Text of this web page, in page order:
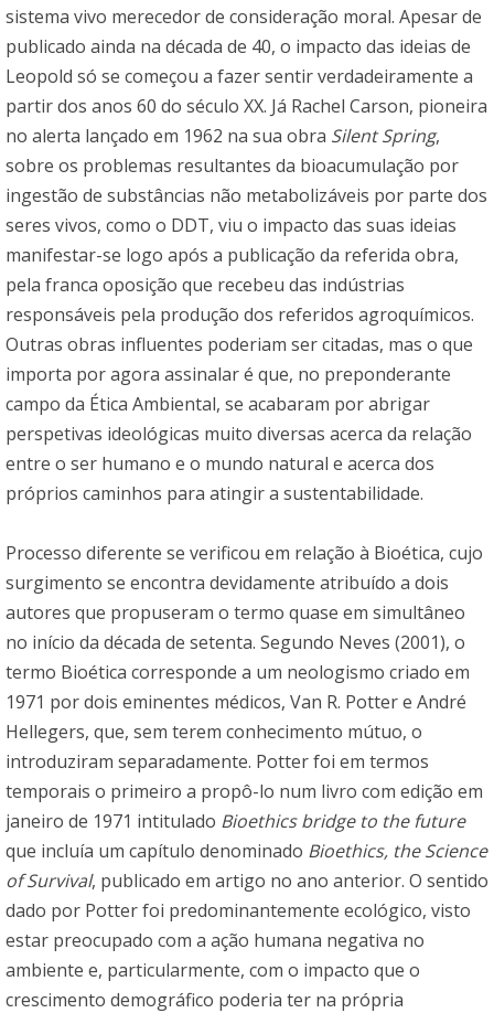
sistema vivo merecedor de consideração moral. Apesar de
publicado ainda na década de 40, o impacto das ideias de
Leopold só se começou a fazer sentir verdadeiramente a
partir dos anos 60 do século XX. Já Rachel Carson, pioneira
no alerta lançado em 1962 na sua obra Silent Spring,
sobre os problemas resultantes da bioacumulação por
ingestão de substâncias não metabolizáveis por parte dos
seres vivos, como o DDT, viu o impacto das suas ideias
manifestar-se logo após a publicação da referida obra,
pela franca oposição que recebeu das indústrias
responsáveis pela produção dos referidos agroquímicos.
Outras obras influentes poderiam ser citadas, mas o que
importa por agora assinalar é que, no preponderante
campo da Ética Ambiental, se acabaram por abrigar
perspetivas ideológicas muito diversas acerca da relação
entre o ser humano e o mundo natural e acerca dos
próprios caminhos para atingir a sustentabilidade.
Processo diferente se verificou em relação à Bioética, cujo
surgimento se encontra devidamente atribuído a dois
autores que propuseram o termo quase em simultâneo
no início da década de setenta. Segundo Neves (2001), o
termo Bioética corresponde a um neologismo criado em
1971 por dois eminentes médicos, Van R. Potter e André
Hellegers, que, sem terem conhecimento mútuo, o
introduziram separadamente. Potter foi em termos
temporais o primeiro a propô-lo num livro com edição em
janeiro de 1971 intitulado Bioethics bridge to the future
que incluía um capítulo denominado Bioethics, the Science
of Survival, publicado em artigo no ano anterior. O sentido
dado por Potter foi predominantemente ecológico, visto
estar preocupado com a ação humana negativa no
ambiente e, particularmente, com o impacto que o
crescimento demográfico poderia ter na própria